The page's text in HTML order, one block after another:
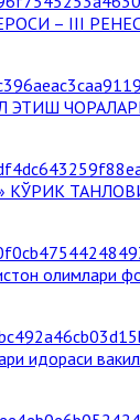
– III
ЭТИШ
КЎРИК
олимлари
идораси